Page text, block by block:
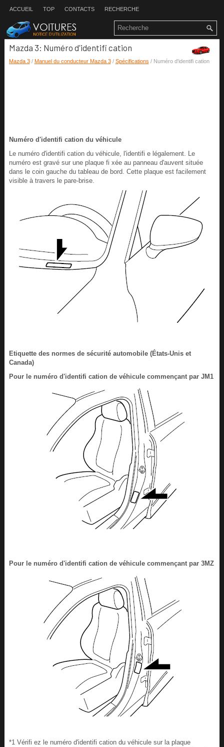
ACCUEIL TOP CONTACTS RECHERCHE
Mazda 3: Numéro d'identifi cation
Mazda 3/ Manuel du conducteur Mazda 3/ Spécifications / Numéro d'identifi cation
Numéro d'identifi cation du véhicule
Le numéro d'identifi cation du véhicule, l'identifi e légalement. Le
numéro est gravé sur une plaque fi xée au panneau d'auvent située
dans le coin gauche du tableau de bord. Cette plaque est facilement
visible à travers le pare-brise.
Etiquette des normes de sécurité automobile (États-Unis et
Canada)
Pour le numéro d'identifi cation de véhicule commençant par JM1
Pour le numéro d'identifi cation de véhicule commençant par 3MZ
*1 Vérifi ez le numéro d'identifi cation du véhicule sur la plaque